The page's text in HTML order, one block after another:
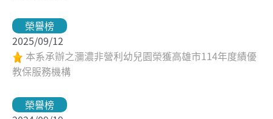
榮譽榜
2025/09/12
本系承辦之瀰濃非營利幼兒園榮獲高雄市114年度績優
教保服務機構
榮譽榜